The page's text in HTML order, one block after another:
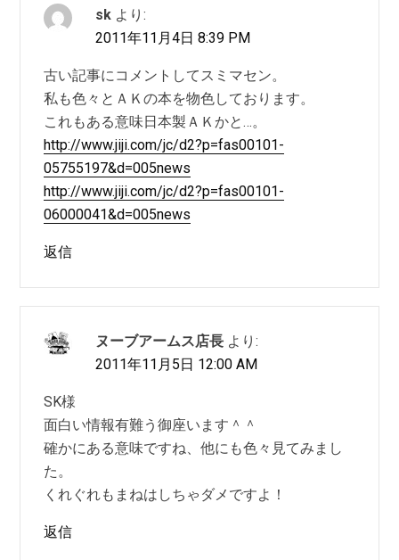
sk より:
2011年11月4日 8:39 PM
古い記事にコメントしてスミマセン。
私も色々とＡＫの本を物色しております。
これもある意味日本製ＡＫかと…。
http://www.jiji.com/jc/d2?p=fas00101-
05755197&d=005news
http://www.jiji.com/jc/d2?p=fas00101-
06000041&d=005news
返信
ヌーブアームス店長 より:
2011年11月5日 12:00 AM
SK様
面白い情報有難う御座います＾＾
確かにある意味ですね、他にも色々見てみまし
た。
くれぐれもまねはしちゃダメですよ！
返信